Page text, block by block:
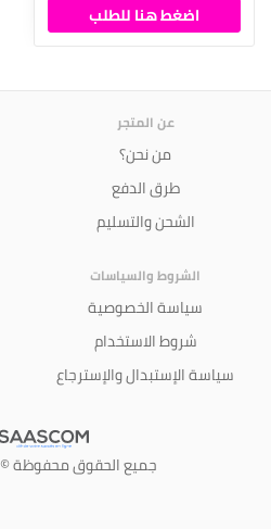
اضغط هنا للطلب
عن المتجر
من نحن؟
طرق الدفع
الشحن والتسليم
الشروط والسياسات
سياسة الخصوصية
شروط الاستخدام
سياسة الإستبدال والإسترجاع
جميع الحقوق محفوظة © 2023